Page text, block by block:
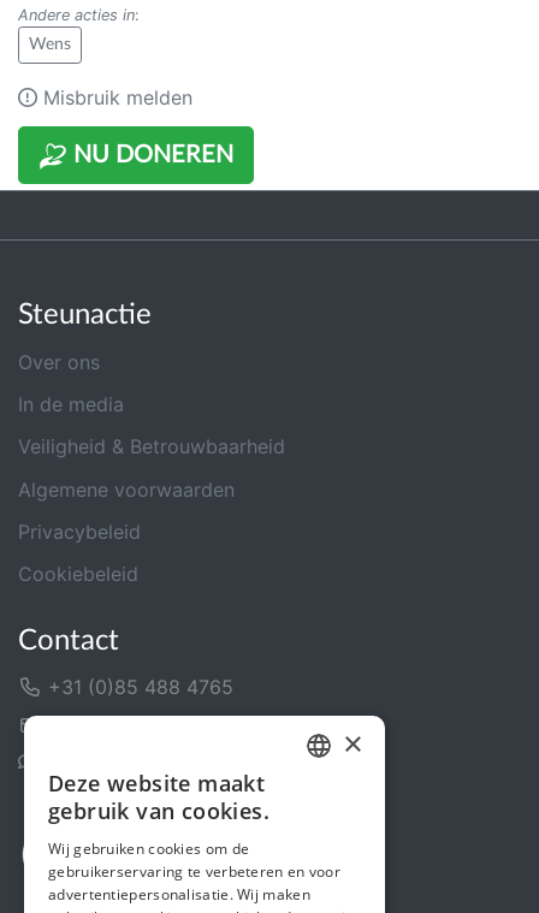
NU DONEREN
Andere acties in:
Wens
Misbruik melden
Steunactie
Over ons
In de media
Veiligheid & Betrouwbaarheid
Algemene voorwaarden
Privacybeleid
Cookiebeleid
Contact
+31 (0)85 488 4765
ENGLISH
×
Deze website maakt
gebruik van cookies.
Wij gebruiken cookies om de
gebruikerservaring te verbeteren en voor
advertentiepersonalisatie. Wij maken